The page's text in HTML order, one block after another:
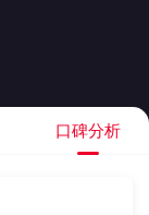
口碑分析